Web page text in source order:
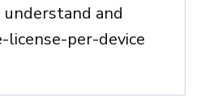
and
license-per-device